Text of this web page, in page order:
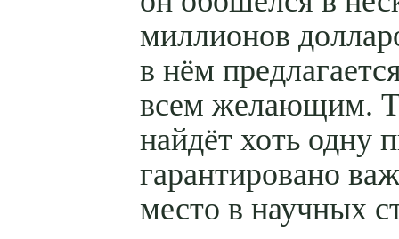
миллионов
в нём
всем желающим.
найдёт хоть одну
гарантировано
место в научных